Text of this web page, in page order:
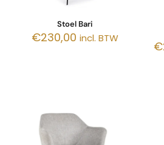
Stoel Bari
€230,00 incl. BTW
€